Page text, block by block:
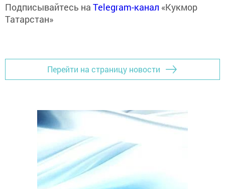
Подписывайтесь на Telegram-канал «Кукмор
Татарстан»
Перейти на страницу новости